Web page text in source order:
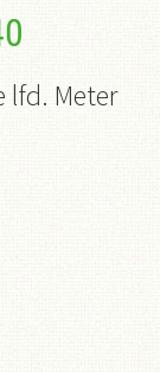
lfd. Meter